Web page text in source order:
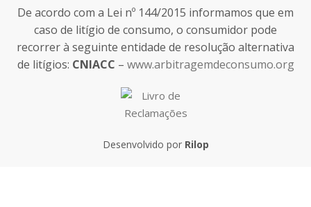
De acordo com a Lei nº 144/2015 informamos que em
caso de litígio de consumo, o consumidor pode
recorrer à seguinte entidade de resolução alternativa
de litígios: CNIACC – www.arbitragemdeconsumo.org
Desenvolvido por Rilop